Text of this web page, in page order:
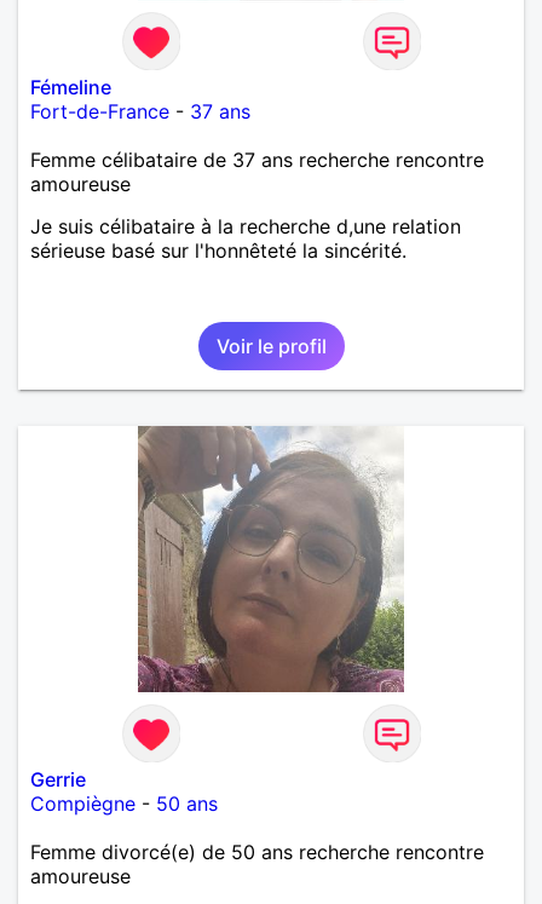
Fémeline
Fort-de-France - 37 ans
Femme célibataire de 37 ans recherche rencontre
amoureuse
Je suis célibataire à la recherche d,une relation
sérieuse basé sur l'honnêteté la sincérité.
Voir le profil
Gerrie
Compiègne - 50 ans
Femme divorcé(e) de 50 ans recherche rencontre
amoureuse